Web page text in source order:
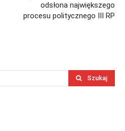
odsłona największego
procesu politycznego III RP
Szukaj